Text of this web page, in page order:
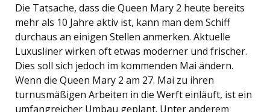
Die Tatsache, dass die Queen Mary 2 heute bereits
mehr als 10 Jahre aktiv ist, kann man dem Schiff
durchaus an einigen Stellen anmerken. Aktuelle
Luxusliner wirken oft etwas moderner und frischer.
Dies soll sich jedoch im kommenden Mai ändern.
Wenn die Queen Mary 2 am 27. Mai zu ihren
turnusmäßigen Arbeiten in die Werft einläuft, ist ein
umfangreicher Umbau geplant. Unter anderem